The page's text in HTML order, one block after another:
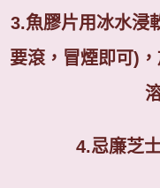
3.魚膠片用冰水浸
要滾，冒煙即可)
4.忌廉芝